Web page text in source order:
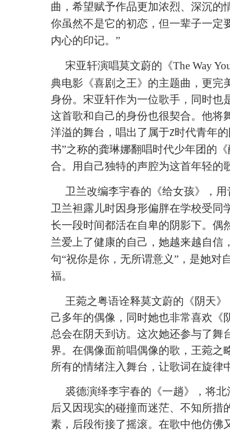
曲，希望赋予作品更加浓烈、深沉的
你虽然不是它的初恋，但一辈子一定
内心的印记。”
宋亚轩演唱莫文蔚的 《The Way
典电影《喜剧之王》的主题曲，更完
身份。宋亚轩作为一位歌手，同时也
这首歌和自己的身份也很契合。他将
洋溢的舞台，唱出了属于Z时代青年
书”之称的龚琳娜翻唱时代少年团的
合。用自己独特的声腔为这首年轻的
卫兰改编李宇春的《给女孩》，
卫兰袒露儿时因身形偏胖在学校受同
长一段时间都活在自卑的阴影下。偶
兰爱上了健康的自己，她越来越自信
句“祝你是你，无所谓意义”，是她对
福。
王菀之粤语诠释莫文蔚的《阴天
己多年的偶像，同时她也非常喜欢《
总会在阴天到访。这次她还参与了舞
界。在偶像面前唱偶像的歌，王菀之
所有的情绪注入舞台，让歌词在旋律
裘德演绎李宇春的《一趟》，将
后又因现实的碰撞而迷茫、不知所措
素，后段衔接了摇滚。在歌中他仿佛